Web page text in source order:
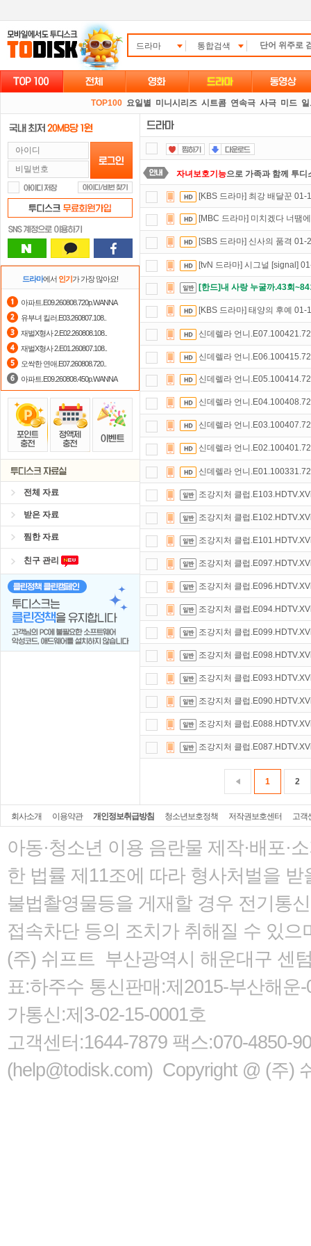
드라마 통합검색
TOP100 요일별 미니시리즈 시트콤 연속극 사극 미드
드라마에서 인기가 가장 많아요!
아파트.E09.260808.720p.WANNA
유부녀 킬러.E03.260807.108..
재벌X형사 2.E02.260808.108..
재벌X형사 2.E01.260807.108..
오싹한 연애.E07.260808.720..
아파트.E09.260808.450p.WANNA
전체 자료
받은 자료
찜한 자료
친구 관리
자녀보호기능으로 가족과 함께 투
스마트TV로 투디스크 영화,드라마,
요즘 뭐가 재밌지?고민되면 눌러봐!
포인트
출석체크이벤트!매일매일출석체
댓글만 잘써도무료 포인트를 드립
숨어있는 카드 마일리지 조회하고
[KBS 드라마] 최강 배달꾼
[MBC 드라마] 미치겠다 너땜
[SBS 드라마] 신사의 품격
[tvN 드라마] 시그널 [signal]
[한드]내 사랑 누굴까.43회
[KBS 드라마] 태양의 후예
신데렐라 언니
신데렐라 언니
신데렐라 언니
신데렐라 언니
신데렐라 언니
신데렐라 언니
신데렐라 언니
조강지처 클럽
조강지처 클럽
조강지처 클럽
조강지처 클럽
조강지처 클럽
조강지처 클럽
조강지처 클럽
조강지처 클럽
조강지처 클럽
조강지처 클럽
조강지처 클럽
조강지처 클럽
1 2
회사소개 이용약관 개인정보취급방침 청소년보호정책 저작권보호센터 고객
아동·청소년 이용 음란물 제작·배포·
한 법률 제11조에 따라 형사처벌을 받
불법촬영물등을 게재할 경우 전기통
접속차단 등의 조치가 취해질 수 있으
(주) 쉬프트 부산광역시 해운대구 센
표:하주수 통신판매:제2015-부산해
가통신:제3-02-15-0001호
고객센터:1644-7879 팩스:070-4850-
(help@todisk.com) Copyright @ (주)